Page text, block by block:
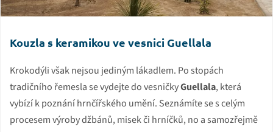
Kouzla s keramikou ve vesnici Guellala
Krokodýli však nejsou jediným lákadlem. Po stopách
tradičního řemesla se vydejte do vesničkyGuellala, která
vybízí k poznání hrnčířského umění. Seznámíte se s celým
procesem výroby džbánů, misek či hrníčků, no a samozřejmě